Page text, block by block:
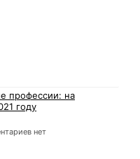
профессии: на
году
нет